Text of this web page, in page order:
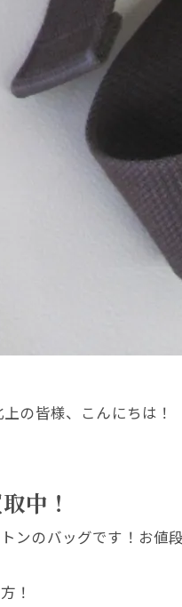
様、こんにちは！
中！
ンのバッグです！お値
！